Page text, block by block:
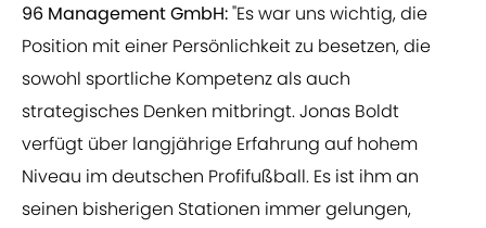
96 Management GmbH:"Es war uns wichtig, die
Position mit einer Persönlichkeit zu besetzen, die
sowohl sportliche Kompetenz als auch
strategisches Denken mitbringt. Jonas Boldt
verfügt über langjährige Erfahrung auf hohem
Niveau im deutschen Profifußball. Es ist ihm an
seinen bisherigen Stationen immer gelungen,